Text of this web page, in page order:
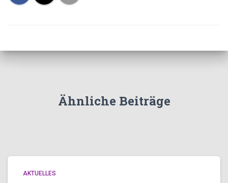
Ähnliche Beiträge
AKTUELLES